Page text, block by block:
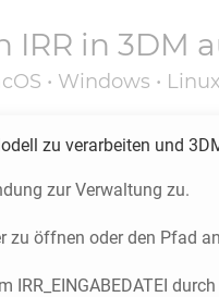
IRR in 3DM
• Windows •
zu verarbeiten und
zur Verwaltung zu.
zu öffnen oder den Pfad
IRR_EINGABEDATEI